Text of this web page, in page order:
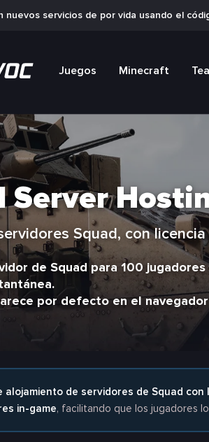
nuevos servicios de por vida usando el
Juegos Minecraft
Server
Squad, con
de Squad para 100
por defecto en el
alojamiento de servidores de Squad con
in-game, facilitando que los jugadores